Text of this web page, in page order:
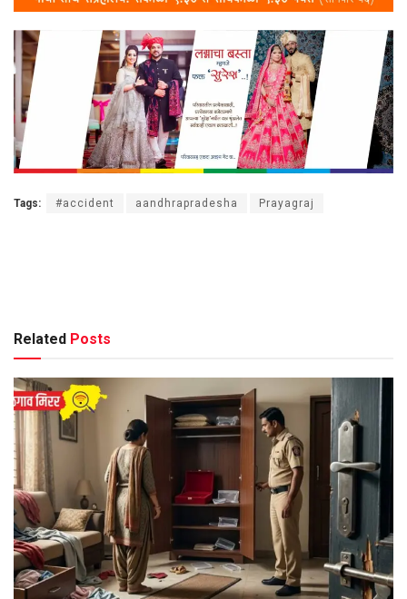
Tags: #accident aandhrapradesha Prayagraj
Related Posts